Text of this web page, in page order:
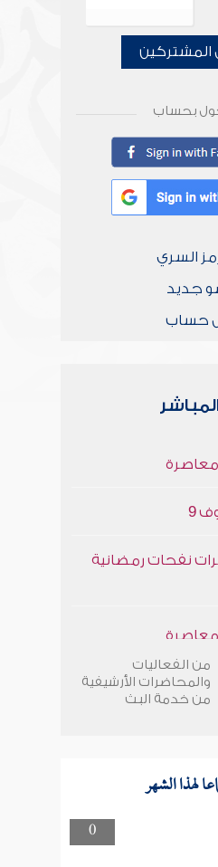
المشتركين
بحساب
السري
جديد
حساب
نفحات رمضانية
من الفعاليات
والمحاضرات الأرشيفية
من خدمة البث
لهذا الشهر
0